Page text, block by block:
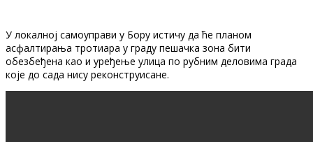
У локалној самоуправи у Бору истичу да ће планом
асфалтирања тротиара у граду пешачка зона бити
обезбеђена као и уређење улица по рубним деловима града
које до сада нису реконструисане.